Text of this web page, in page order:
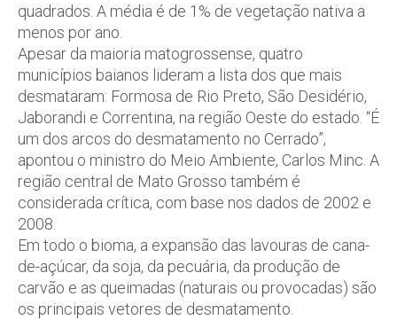
quadrados. A média é de 1% de vegetação nativa a
menos por ano.
Apesar da maioria matogrossense, quatro
municípios baianos lideram a lista dos que mais
desmataram: Formosa de Rio Preto, São Desidério,
Jaborandi e Correntina, na região Oeste do estado. “É
um dos arcos do desmatamento no Cerrado”,
apontou o ministro do Meio Ambiente, Carlos Minc. A
região central de Mato Grosso também é
considerada crítica, com base nos dados de 2002 e
2008.
Em todo o bioma, a expansão das lavouras de cana-
de-açúcar, da soja, da pecuária, da produção de
carvão e as queimadas (naturais ou provocadas) são
os principais vetores de desmatamento.